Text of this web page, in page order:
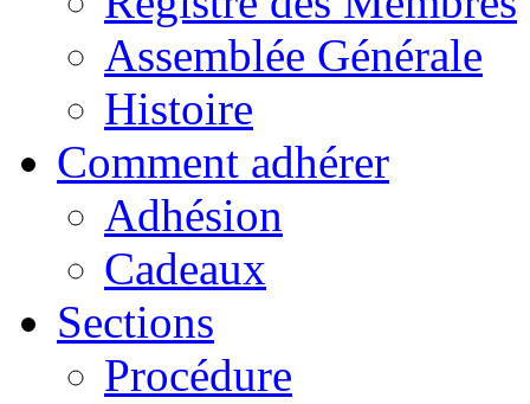
Assemblée Générale
Histoire
Comment adhérer
Adhésion
Cadeaux
Sections
Procédure